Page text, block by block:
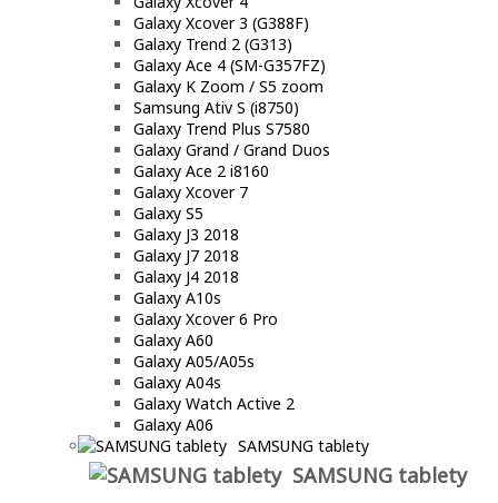
Galaxy Xcover 3 (G388F)
Galaxy Trend 2 (G313)
Galaxy Ace 4 (SM-G357FZ)
Galaxy K Zoom / S5 zoom
Samsung Ativ S (i8750)
Galaxy Trend Plus S7580
Galaxy Grand / Grand Duos
Galaxy Ace 2 i8160
Galaxy Xcover 7
Galaxy S5
Galaxy J3 2018
Galaxy J7 2018
Galaxy J4 2018
Galaxy A10s
Galaxy Xcover 6 Pro
Galaxy A60
Galaxy A05/A05s
Galaxy A04s
Galaxy Watch Active 2
Galaxy A06
SAMSUNG tablety
SAMSUNG tablety